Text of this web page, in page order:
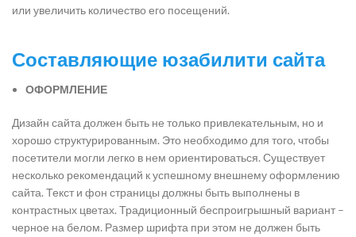
или увеличить количество его посещений.
Составляющие юзабилити сайта
ОФОРМЛЕНИЕ
Дизайн сайта должен быть не только привлекательным, но и
хорошо структурированным. Это необходимо для того, чтобы
посетители могли легко в нем ориентироваться. Существует
несколько рекомендаций к успешному внешнему оформлению
сайта. Текст и фон страницы должны быть выполнены в
контрастных цветах. Традиционный беспроигрышный вариант –
черное на белом. Размер шрифта при этом не должен быть